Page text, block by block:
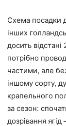
Схема посадки
інших
досить
потрібно
частими, але
іншому сорту,
крапельного
за сезон:
дозрівання